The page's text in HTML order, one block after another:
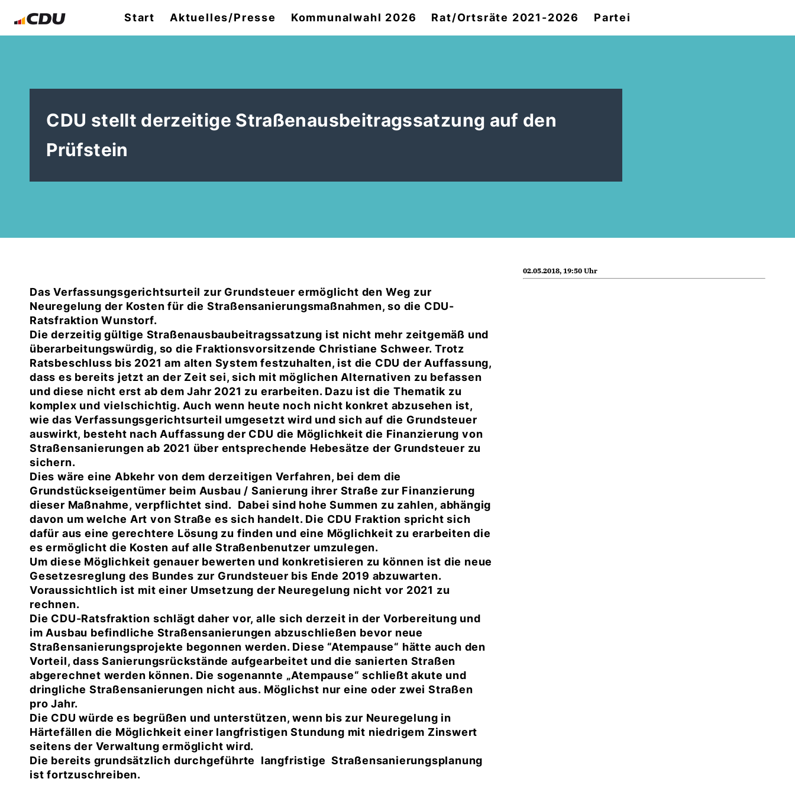
Start Aktuelles/Presse Kommunalwahl 2026 Rat/Ortsräte 2021-2026 Partei
CDU stellt derzeitige Straßenausbeitragssatzung auf den
Prüfstein
Das Verfassungsgerichtsurteil zur Grundsteuer ermöglicht den Weg zur
Neuregelung der Kosten für die Straßensanierungsmaßnahmen, so die CDU-
Ratsfraktion Wunstorf.
Die derzeitig gültige Straßenausbaubeitragssatzung ist nicht mehr zeitgemäß und
überarbeitungswürdig, so die Fraktionsvorsitzende Christiane Schweer. Trotz
Ratsbeschluss bis 2021 am alten System festzuhalten, ist die CDU der Auffassung,
dass es bereits jetzt an der Zeit sei, sich mit möglichen Alternativen zu befassen
und diese nicht erst ab dem Jahr 2021 zu erarbeiten. Dazu ist die Thematik zu
komplex und vielschichtig. Auch wenn heute noch nicht konkret abzusehen ist,
wie das Verfassungsgerichtsurteil umgesetzt wird und sich auf die Grundsteuer
auswirkt, besteht nach Auffassung der CDU die Möglichkeit die Finanzierung von
Straßensanierungen ab 2021 über entsprechende Hebesätze der Grundsteuer zu
sichern.
Dies wäre eine Abkehr von dem derzeitigen Verfahren, bei dem die
Grundstückseigentümer beim Ausbau / Sanierung ihrer Straße zur Finanzierung
dieser Maßnahme, verpflichtet sind. Dabei sind hohe Summen zu zahlen, abhängig
davon um welche Art von Straße es sich handelt. Die CDU Fraktion spricht sich
dafür aus eine gerechtere Lösung zu finden und eine Möglichkeit zu erarbeiten die
es ermöglicht die Kosten auf alle Straßenbenutzer umzulegen.
Um diese Möglichkeit genauer bewerten und konkretisieren zu können ist die neue
Gesetzesreglung des Bundes zur Grundsteuer bis Ende 2019 abzuwarten.
Voraussichtlich ist mit einer Umsetzung der Neuregelung nicht vor 2021 zu
rechnen.
Die CDU-Ratsfraktion schlägt daher vor, alle sich derzeit in der Vorbereitung und
im Ausbau befindliche Straßensanierungen abzuschließen bevor neue
Straßensanierungsprojekte begonnen werden. Diese “Atempause“ hätte auch den
Vorteil, dass Sanierungsrückstände aufgearbeitet und die sanierten Straßen
abgerechnet werden können. Die sogenannte „Atempause“ schließt akute und
dringliche Straßensanierungen nicht aus. Möglichst nur eine oder zwei Straßen
pro Jahr.
Die CDU würde es begrüßen und unterstützen, wenn bis zur Neuregelung in
Härtefällen die Möglichkeit einer langfristigen Stundung mit niedrigem Zinswert
seitens der Verwaltung ermöglicht wird.
Die bereits grundsätzlich durchgeführte langfristige Straßensanierungsplanung
ist fortzuschreiben.
02.05.2018, 19:50 Uhr